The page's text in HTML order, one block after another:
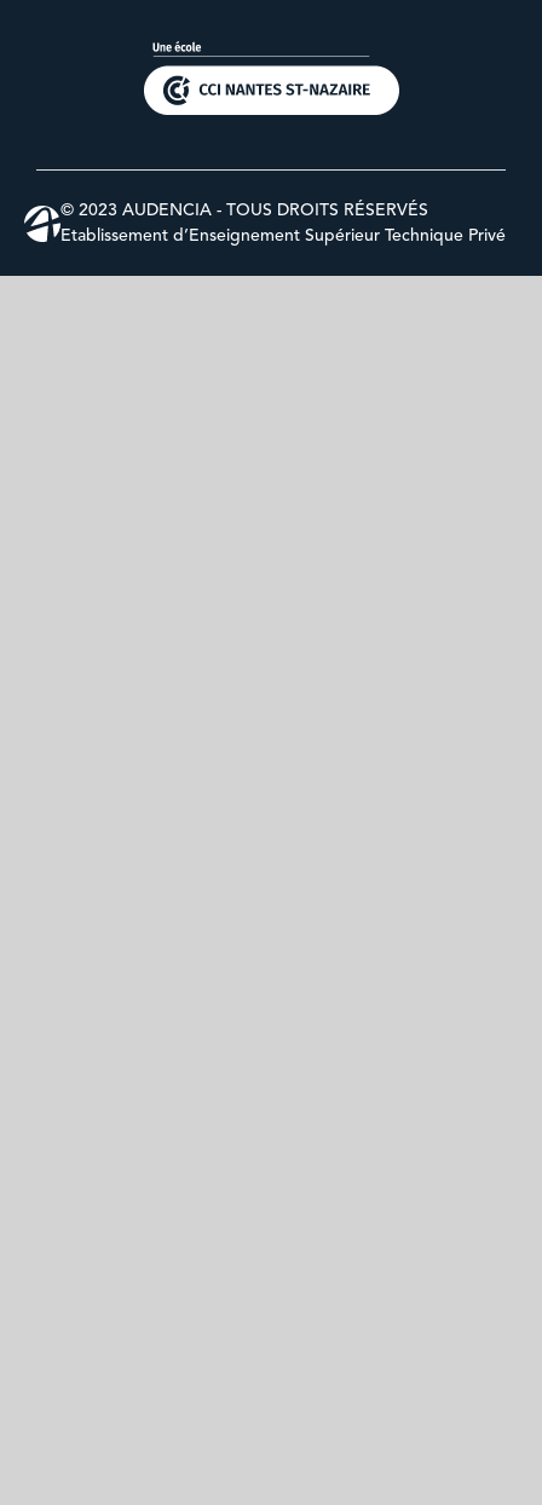
© 2023 AUDENCIA - TOUS DROITS RÉSERVÉS
Etablissement d’Enseignement Supérieur Technique Privé